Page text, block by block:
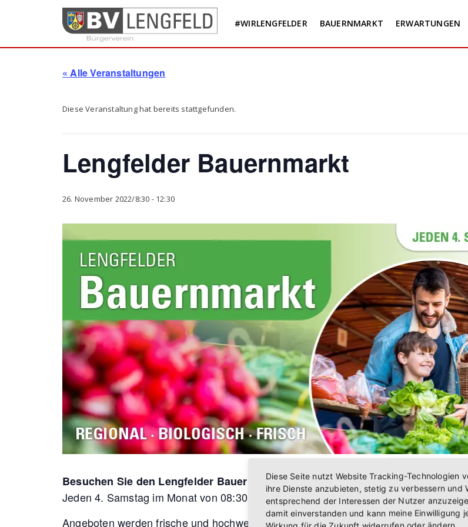
#WIRLENGFELDER BAUERNMARKT ERWARTUNGEN
« Alle Veranstaltungen
Diese Veranstaltung hat bereits stattgefunden.
Lengfelder Bauernmarkt
26. November 2022/8:30 - 12:30
Besuchen Sie den Lengfelder Bauernmarkt regional – biologisch – frisch!
Jeden 4. Samstag im Monat von 08:30 – 12:30 Uhr auf dem Vorplatz der
Angeboten werden frische und hochwertige heimische Produkte von regionalen
Diese Seite nutzt Website Tracking-Technologien
ihre Dienste anzubieten, stetig zu verbessern und
entsprechend der Interessen der Nutzer
damit einverstanden und kann meine Einwilligung